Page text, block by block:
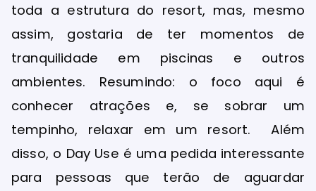
toda a estrutura do resort, mas, mesmo
assim, gostaria de ter momentos de
tranquilidade em piscinas e outros
ambientes. Resumindo: o foco aqui é
conhecer atrações e, se sobrar um
tempinho, relaxar em um resort. Além
disso, o Day Use é uma pedida interessante
para pessoas que terão de aguardar